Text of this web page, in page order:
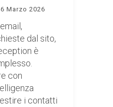
Marzo 2026
dal sito,
è
con
i contatti